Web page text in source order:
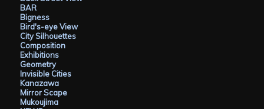
BAR
Bigness
Bird's-eye View
City Silhouettes
Composition
Exhibitions
Geometry
Invisible Cities
Kanazawa
Mirror Scape
Mukoujima